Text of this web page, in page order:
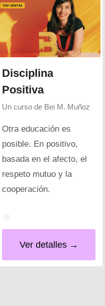
Disciplina
Positiva
Un curso de Bei M. Muñoz
Otra educación es
posible. En positivo,
basada en el afecto, el
respeto mutuo y la
cooperación.
Ver detalles →